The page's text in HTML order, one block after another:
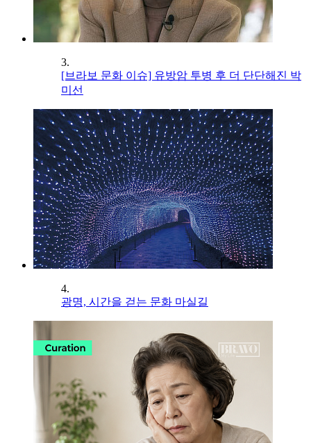
3.
[브라보 문화 이슈] 유방암 투병 후 더 단단해진 박
미선
4.
광명, 시간을 걷는 문화 마실길